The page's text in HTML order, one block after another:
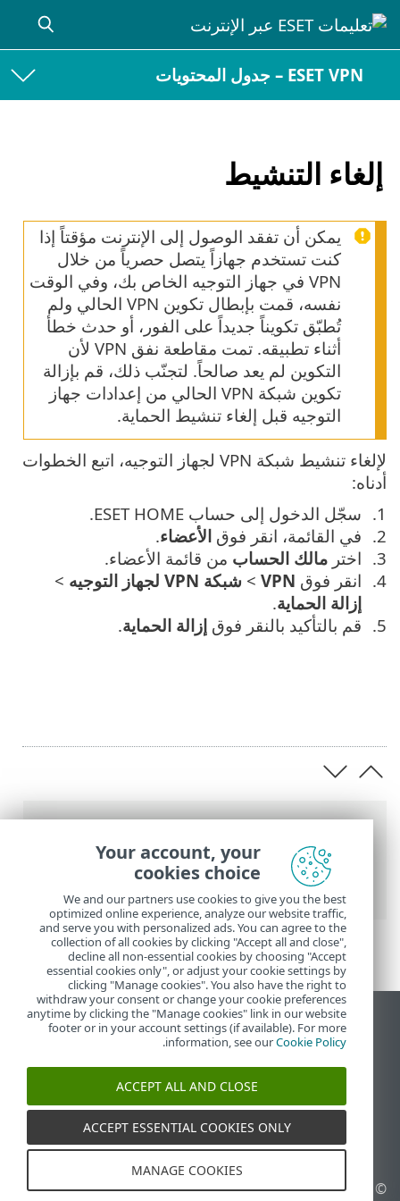
ESET VPN – جدول المحتويات
إلغاء التنشيط
تعليمات ESET عبر الإنترنت >
ESET VPN
شبكة ESET VPN لجهاز التوجيه
> إلغاء التنشيط
يمكن أن تفقد الوصول إلى الإنترنت مؤقتاً إذا
كنت تستخدم جهازاً يتصل حصرياً من خلال
VPN في جهاز التوجيه الخاص بك، وفي الوقت
نفسه، قمت بإبطال تكوين VPN الحالي ولم
تُطبّق تكويناً جديداً على الفور، أو حدث خطأ
أثناء تطبيقه. تمت مقاطعة نفق VPN لأن
التكوين لم يعد صالحاً. لتجنّب ذلك، قم بإزالة
تكوين شبكة VPN الحالي من إعدادات جهاز
التوجيه قبل إلغاء تنشيط الحماية.
لإلغاء تنشيط شبكة VPN لجهاز التوجيه، اتبع الخطوات
أدناه:
سجّل الدخول إلى حساب ESET HOME.
في القائمة، انقر فوق الأعضاء.
اختر مالك الحساب من قائمة الأعضاء.
انقر فوق VPN
> شبكة VPN لجهاز التوجيه
>
إزالة الحماية.
قم بالتأكيد بالنقر فوق إزالة الحماية.
عرض موقع سطح المكتب
End of Life
قاعدة معارف ESET
ESET Status Portal
الدعم الإقليمي
© 1992 - 2026 ESET, spol. s إدارة ملفات تعريف الارتباط
Your account, your
cookies choice
We and our partners use cookies to give you the best
optimized online experience, analyze our website traffic,
and serve you with personalized ads. You can agree to the
collection of all cookies by clicking "Accept all and close",
decline all non-essential cookies by choosing "Accept
essential cookies only", or adjust your cookie settings by
clicking "Manage cookies". You also have the right to
withdraw your consent or change your cookie preferences
anytime by clicking the "Manage cookies" link in our website
footer or in your account settings (if available). For more
information, see ourCookie Policy
.
ACCEPT ALL AND CLOSE
ACCEPT ESSENTIAL COOKIES ONLY
MANAGE COOKIES